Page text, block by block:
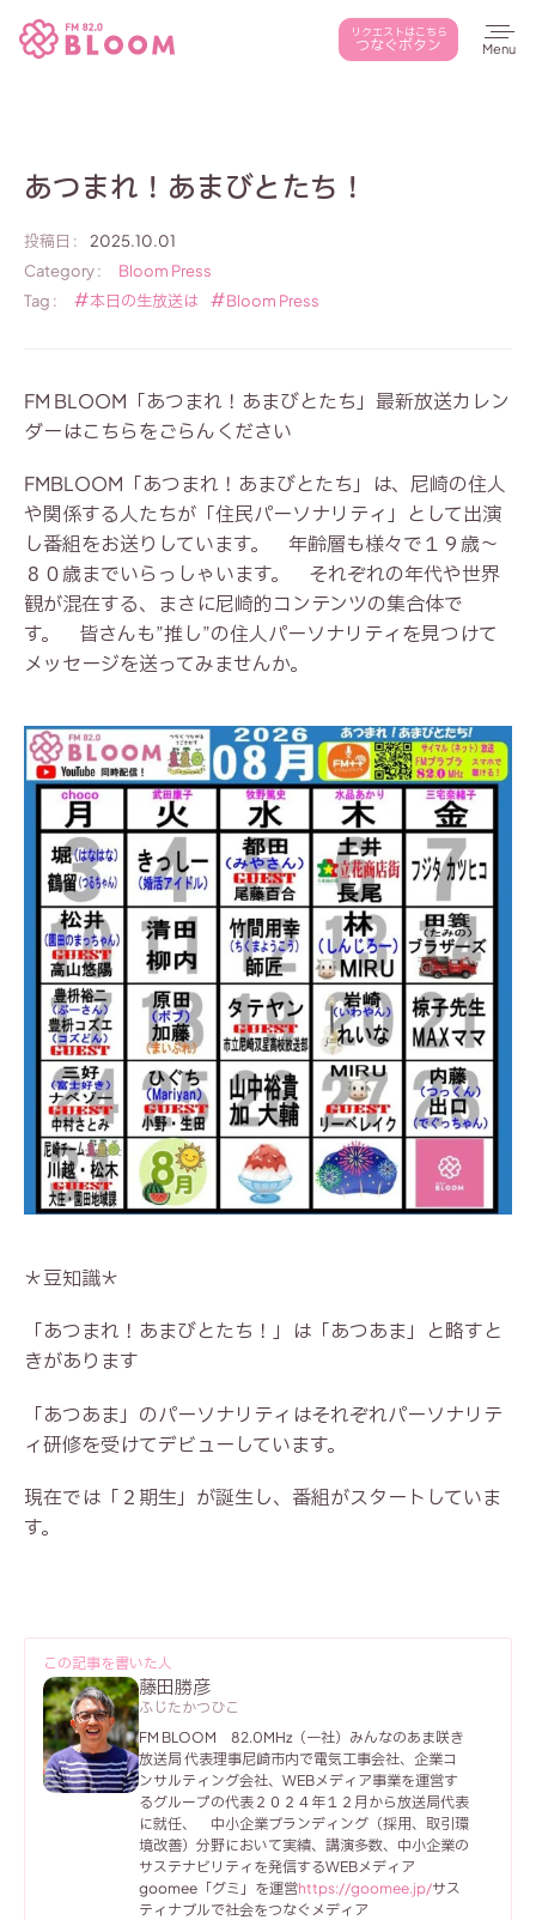
本文までスキップする
リクエストはこちら
つなぐボタン メ
あつまれ！あまびとたち！
投稿日 :
2025.10.01
Category :
Bloom Press
Tag :
本日の生放送は Bloom Press
FM BLOOM「あつまれ！あまびとたち」最新放送カレン
ダーはこちらをごらんください
FMBLOOM「あつまれ！あまびとたち」は、尼崎の住人
や関係する人たちが「住民パーソナリティ」として出演
し番組をお送りしています。 年齢層も様々で１９歳～
８０歳までいらっしゃいます。 それぞれの年代や世界
観が混在する、まさに尼崎的コンテンツの集合体で
す。 皆さんも”推し”の住人パーソナリティを見つけて
メッセージを送ってみませんか。
＊豆知識＊
「あつまれ！あまびとたち！」は「あつあま」と略すと
きがあります
「あつあま」のパーソナリティはそれぞれパーソナリテ
ィ研修を受けてデビューしています。
現在では「２期生」が誕生し、番組がスタートしていま
す。
この記事を書いた人
藤田勝彦
ふじたかつひこ
FM BLOOM 82.0MHz （一社）みんなのあま咲き
放送局 代表理事尼崎市内で電気工事会社、企業コ
ンサルティング会社、WEBメディア事業を運営す
るグループの代表 ２０２４年１２月から放送局代表
に就任、 中小企業ブランディング（採用、取引環
境改善）分野において実績、講演多数、 中小企業の
サステナビリティを発信するWEBメディア
goomee「グミ」を運営https://goomee.jp/サス
ティナブルで社会をつなぐメディア